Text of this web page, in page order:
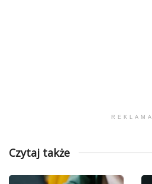
REKLAMA
Czytaj także